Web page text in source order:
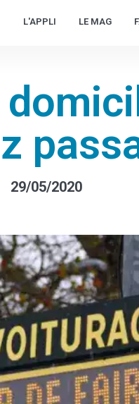
L'APPLI LE MAG
29/05/2020